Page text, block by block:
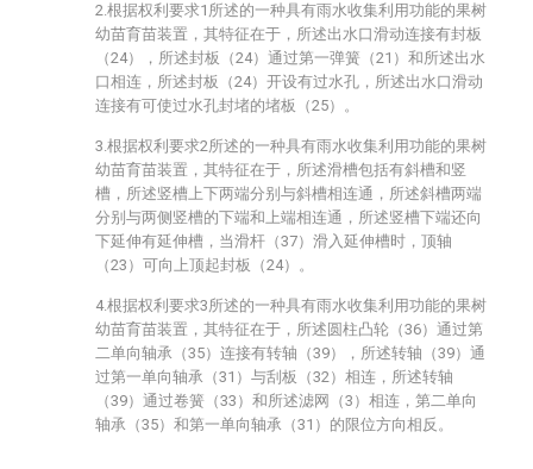
2.根据权利要求1所述的一种具有雨水收集利用功能的果树
幼苗育苗装置，其特征在于，所述出水口滑动连接有封板
（24），所述封板（24）通过第一弹簧（21）和所述出水
口相连，所述封板（24）开设有过水孔，所述出水口滑动
连接有可使过水孔封堵的堵板（25）。
3.根据权利要求2所述的一种具有雨水收集利用功能的果树
幼苗育苗装置，其特征在于，所述滑槽包括有斜槽和竖
槽，所述竖槽上下两端分别与斜槽相连通，所述斜槽两端
分别与两侧竖槽的下端和上端相连通，所述竖槽下端还向
下延伸有延伸槽，当滑杆（37）滑入延伸槽时，顶轴
（23）可向上顶起封板（24）。
4.根据权利要求3所述的一种具有雨水收集利用功能的果树
幼苗育苗装置，其特征在于，所述圆柱凸轮（36）通过第
二单向轴承（35）连接有转轴（39），所述转轴（39）通
过第一单向轴承（31）与刮板（32）相连，所述转轴
（39）通过卷簧（33）和所述滤网（3）相连，第二单向
轴承（35）和第一单向轴承（31）的限位方向相反。